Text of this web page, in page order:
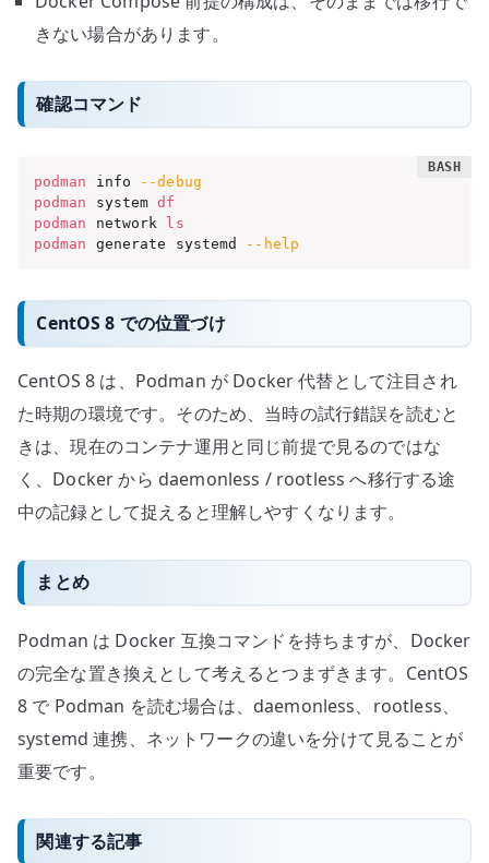
きない場合があります。
確認コマンド
podman info
--debug
podman
system df
podman
network ls
podman
generate systemd --help
CentOS 8 での位置づけ
CentOS 8 は、Podman が Docker 代替として注目され
た時期の環境です。そのため、当時の試行錯誤を読むと
きは、現在のコンテナ運用と同じ前提で見るのではな
く、Docker から daemonless / rootless へ移行する途
中の記録として捉えると理解しやすくなります。
まとめ
Podman は Docker 互換コマンドを持ちますが、Docker
の完全な置き換えとして考えるとつまずきます。CentOS
8 で Podman を読む場合は、daemonless、rootless、
systemd 連携、ネットワークの違いを分けて見ることが
重要です。
関連する記事